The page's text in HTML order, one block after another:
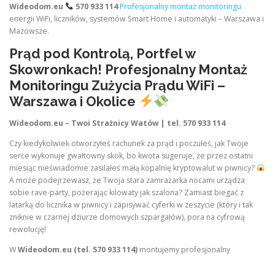
Wideodom.eu 570 933 114Profesjonalny montaż monitoringu
energii WiFi, liczników, systemów Smart Home i automatyki – Warszawa i
Mazowsze.
Prąd pod Kontrolą, Portfel w
Skowronkach! Profesjonalny Montaż
Monitoringu Zużycia Prądu WiFi –
Warszawa i Okolice
Wideodom.eu – Twoi Strażnicy Watów | tel. 570 933 114
Czy kiedykolwiek otworzyłeś rachunek za prąd i poczułeś, jak Twoje
serce wykonuje gwałtowny skok, bo kwota sugeruje, że przez ostatni
miesiąc nieświadomie zasilałeś małą kopalnię kryptowalut w piwnicy?
A może podejrzewasz, że Twoja stara zamrażarka nocami urządza
sobie rave-party, pożerając kilowaty jak szalona? Zamiast biegać z
latarką do licznika w piwnicy i zapisywać cyferki w zeszycie (który i tak
zniknie w czarnej dziurze domowych szpargałów), pora na cyfrową
rewolucję!
WWideodom.eu (tel. 570 933 114) montujemy profesjonalny